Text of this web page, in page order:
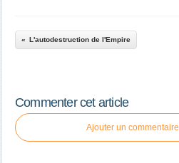
L'autodestruction de l'Empire
Commenter cet article
Ajouter un commentaire